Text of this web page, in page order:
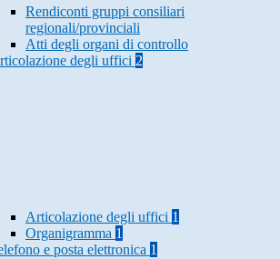
Rendiconti gruppi consiliari
regionali/provinciali
Atti degli organi di controllo
degli uffici 2
Articolazione degli uffici 1
Organigramma 1
e posta elettronica 1